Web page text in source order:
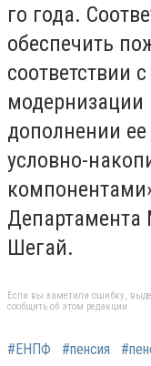
го года.
обеспечить
соответствии
дополнении
условно-
Шегай.
Если вы заметили ошибку,
сообщить об этом редакции
#ЕНПФ #пенсия